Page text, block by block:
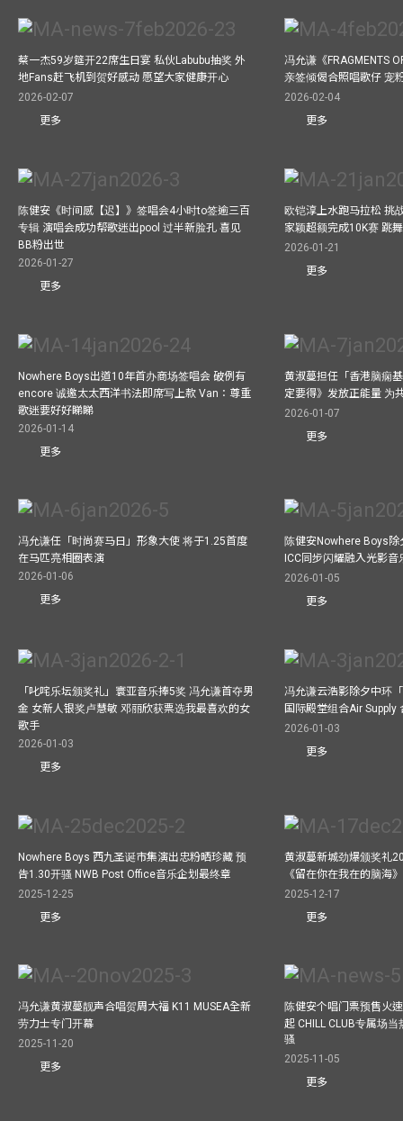
蔡一杰59岁筵开22席生日宴 私伙Labubu抽奖 外
地Fans赶飞机到贺好感动 愿望大家健康开心
2026-02-07
更多
冯允谦《FRAGMENTS
亲签倾偈合照唱歌仔 宠
2026-02-04
更多
陈健安《时间感【迟】》签唱会4小时to签逾三百
专辑 演唱会成功帮歌迷出pool 过半新脸孔 喜见
BB粉出世
2026-01-27
更多
欧铠淳上水跑马拉松 挑
家颖超额完成10K赛 跳
2026-01-21
更多
Nowhere Boys出道10年首办商场签唱会 破例有
encore 诚邀太太西洋书法即席写上款 Van：尊重
歌迷要好好睇睇
2026-01-14
更多
黄淑蔓担任「香港脑痫
定要得》发放正能量 为
2026-01-07
更多
冯允谦任「时尚赛马日」形象大使 将于1.25首度
在马匹亮相圈表演
2026-01-06
更多
陈健安Nowhere Boys
ICC同步闪耀融入光影音
2026-01-05
更多
「叱咤乐坛颁奖礼」寰亚音乐捧5奖 冯允谦首夺男
金 女新人银奖卢慧敏 邓丽欣获票选我最喜欢的女
歌手
2026-01-03
更多
冯允谦云浩影除夕中环
国际殿堂组合Air Supply
2026-01-03
更多
Nowhere Boys 西九圣诞市集演出忠粉晒珍藏 预
告1.30开骚 NWB Post Office音乐企划最终章
2025-12-25
更多
黄淑蔓新城劲爆颁奖礼
《留在你在我在的脑海
2025-12-17
更多
冯允谦黄淑蔓靓声合唱贺周大福 K11 MUSEA全新
劳力士专门开幕
2025-11-20
更多
陈健安个唱门票预售火
起 CHILL CLUB专属场
骚
2025-11-05
更多